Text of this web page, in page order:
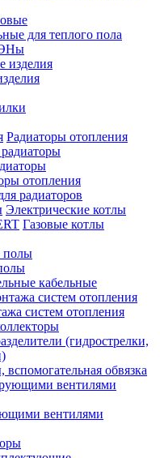
для теплого пола
Радиаторы отопления
отопления
радиаторов
Электрические котлы
Газовые котлы
полы
кабельные
систем отопления
(гидрострелки,
обвязка
вентилями